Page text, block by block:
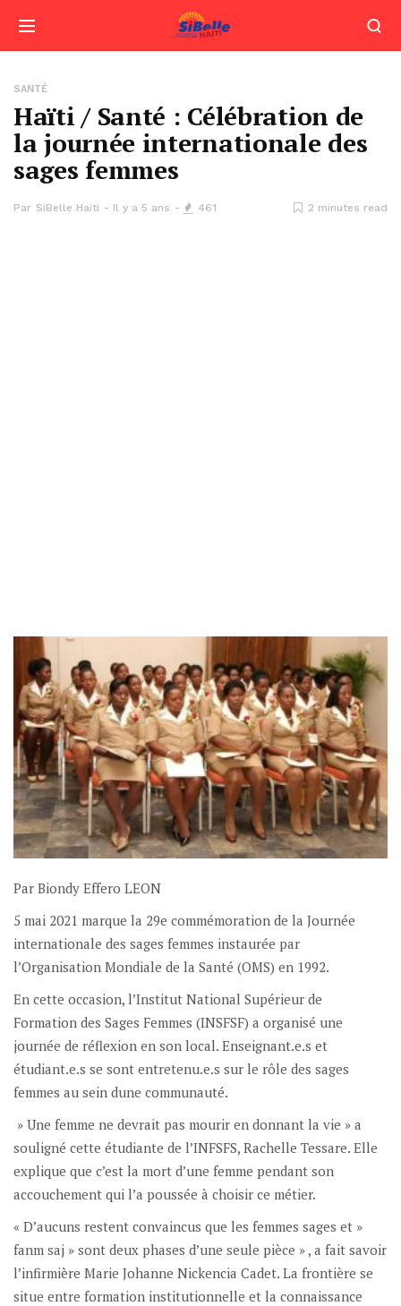
SANTÉ
Haïti / Santé : Célébration de
la journée internationale des
sages femmes
Par SiBelle Haiti Il y a 5 ans 461 2 minutes read
Par Biondy Effero LEON
5 mai 2021 marque la 29e commémoration de la Journée
internationale des sages femmes instaurée par
l’Organisation Mondiale de la Santé (OMS) en 1992.
En cette occasion, l’Institut National Supérieur de
Formation des Sages Femmes (INSFSF) a organisé une
journée de réflexion en son local. Enseignant.e.s et
étudiant.e.s se sont entretenu.e.s sur le rôle des sages
femmes au sein dune communauté.
» Une femme ne devrait pas mourir en donnant la vie » a
souligné cette étudiante de l’INFSFS, Rachelle Tessare. Elle
explique que c’est la mort d’une femme pendant son
accouchement qui l’a poussée à choisir ce métier.
« D’aucuns restent convaincus que les femmes sages et »
fanm saj » sont deux phases d’une seule pièce » , a fait savoir
l’infirmière Marie Johanne Nickencia Cadet. La frontière se
situe entre formation institutionnelle et la connaissance